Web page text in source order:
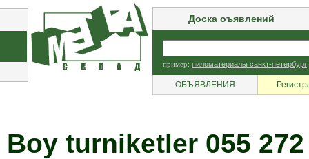
Доска оъявлений
пример: пиломатериалы санкт-петербург
ОБЪЯВЛЕНИЯ
Boy turniketler 055 272